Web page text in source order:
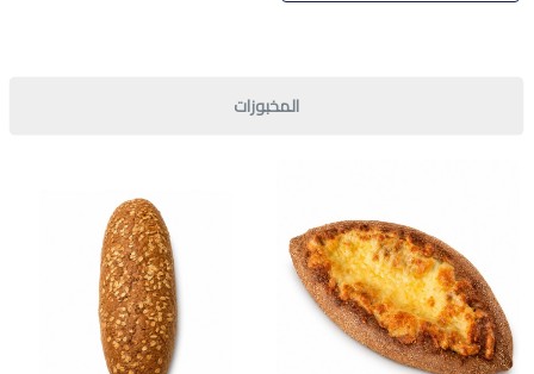
المخبوزات